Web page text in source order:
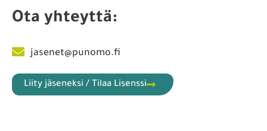
Ota yhteyttä:
jasenet@punomo.fi
Liity jäseneksi / Tilaa Lisenssi